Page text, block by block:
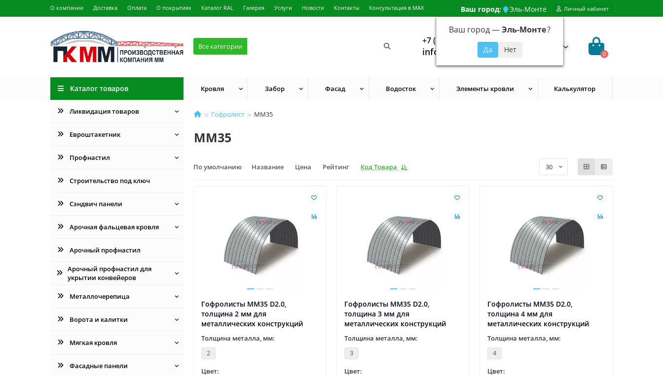
О компании Доставка Оплата О покрытиях Каталог RAL Галерея Услуги Новости Контакты Консультация в MAX Ваш город: Эль-Монте
Ваш город —Эль-Монте?
Личный кабинет
Все категории
+7 (499) 648-92-94
info@evroshtaketnikmoskva.ru 0
Каталог товаров
Ликвидация товаров
Евроштакетник
Профнастил
Строительство под ключ
Сэндвич панели
Арочная фальцевая кровля
Арочный профнастил
Арочный профнастил для
укрытии конвейеров
Металлочерепица
Ворота и калитки
Мягкая кровля
Фасадные панели
Кровля Забор Фасад Водосток Элементы кровли Калькулятор
Гофролист ММ35
ММ35
По умолчанию Название Цена Рейтинг Код Товара
Гофролисты ММ35 D2.0,
толщина 2 мм для
металлических конструкций
Толщина металла, мм:
2
Цвет:
Гофролисты ММ35 D2.0,
толщина 3 мм для
металлических конструкций
Толщина металла, мм:
3
Цвет:
Гофролисты ММ35 D2.0,
толщина 4 мм для
металлических конструкций
Толщина металла, мм:
4
Цвет: